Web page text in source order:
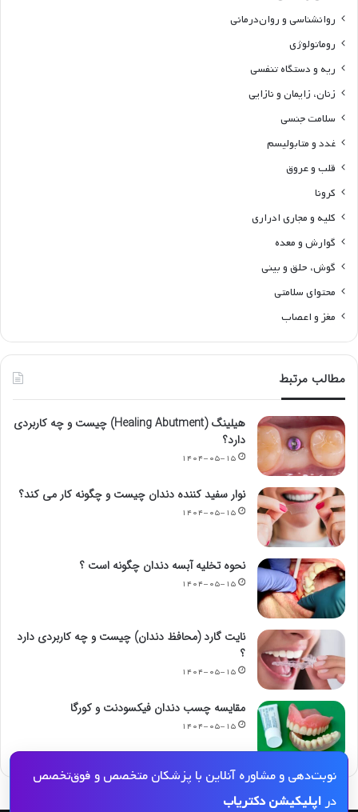
روانشناسی و روان‌درمانی
روماتولوژی
ریه و دستگاه تنفسی
زنان، زایمان و نازایی
سلامت جنسی
غدد و متابولیسم
قلب و عروق
کرونا
کلیه و مجاری ادراری
گوارش و معده
گوش، حلق و بینی
محتوای سلامتی
مغز و اعصاب
مطالب مرتبط
هیلینگ (Healing Abutment) چیست و چه کاربردی
دارد؟
۱۴۰۴-۰۵-۱۵
نوار سفید کننده دندان چیست و چگونه کار می کند؟
۱۴۰۴-۰۵-۱۵
نحوه تخلیه آبسه دندان چگونه است ؟
۱۴۰۴-۰۵-۱۵
نایت گارد (محافظ دندان) چیست و چه کاربردی دارد
؟
۱۴۰۴-۰۵-۱۵
مقایسه چسب دندان فیکسودنت و کورگا
۱۴۰۴-۰۵-۱۵
نوبت‌دهی و مشاوره آنلاین با پزشکان متخصص و فوق‌تخصص
دراپلیکیشن دکتریاب